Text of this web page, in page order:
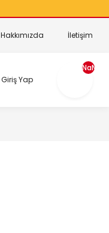
Hakkımızda İletişim
Giriş Yap
NaN